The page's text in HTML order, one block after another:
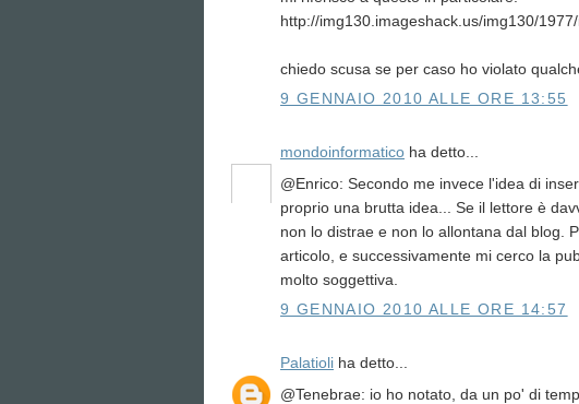
http://img130.imageshack.us/img130/
chiedo scusa se per caso ho violato
9 GENNAIO 2010 ALLE ORE 13:55
mondoinformatico ha detto...
@Enrico: Secondo me invece l'idea di
proprio una brutta idea... Se il lettore è
non lo distrae e non lo allontana dal blog.
articolo, e successivamente mi cerco la
molto soggettiva.
9 GENNAIO 2010 ALLE ORE 14:57
Palatioli ha detto...
@Tenebrae: io ho notato, da un po' di